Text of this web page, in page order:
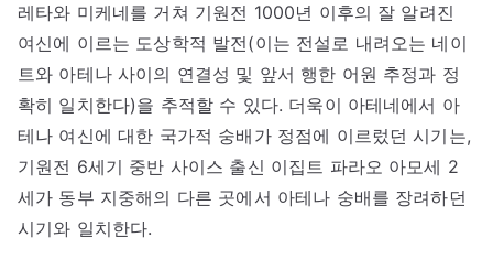
레타와 미케네를 거쳐 기원전 1000년 이후의 잘 알려진
여신에 이르는 도상학적 발전(이는 전설로 내려오는 네이
트와 아테나 사이의 연결성 및 앞서 행한 어원 추정과 정
확히 일치한다)을 추적할 수 있다. 더욱이 아테네에서 아
테나 여신에 대한 국가적 숭배가 정점에 이르렀던 시기는,
기원전 6세기 중반 사이스 출신 이집트 파라오 아모세 2
세가 동부 지중해의 다른 곳에서 아테나 숭배를 장려하던
시기와 일치한다.